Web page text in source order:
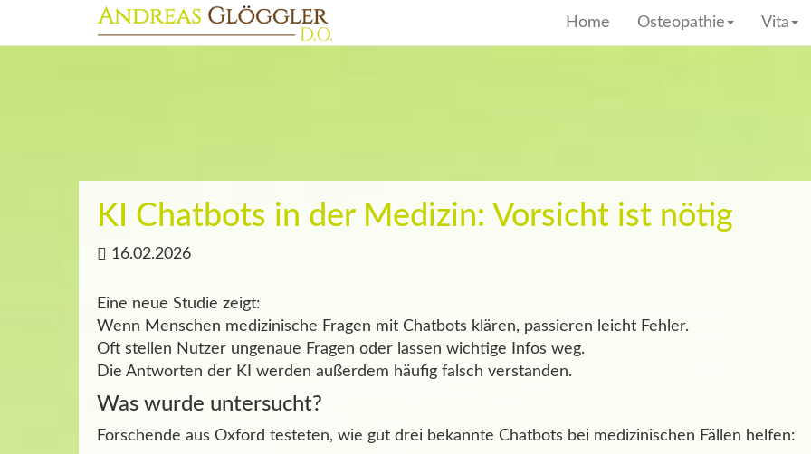
Home Osteopathie Vita
KI Chatbots in der Medizin: Vorsicht ist nötig
16.02.2026
Eine neue Studie zeigt:
Wenn Menschen medizinische Fragen mit Chatbots klären, passieren leicht Fehler.
Oft stellen Nutzer ungenaue Fragen oder lassen wichtige Infos weg.
Die Antworten der KI werden außerdem häufig falsch verstanden.
Was wurde untersucht?
Forschende aus Oxford testeten, wie gut drei bekannte Chatbots bei medizinischen Fällen helfen: